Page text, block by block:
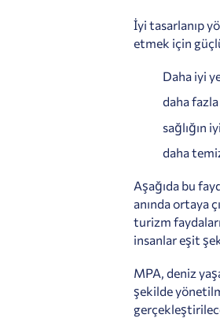
İyi tasarlanıp
etmek için
Daha iyi
daha
sağlığın
daha
Aşağıda bu
anında ortaya
turizm
insanlar eşit
MPA, deniz
şekilde